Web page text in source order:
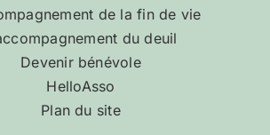
de la fin de vie
du deuil
Devenir bénévole
HelloAsso
Plan du site